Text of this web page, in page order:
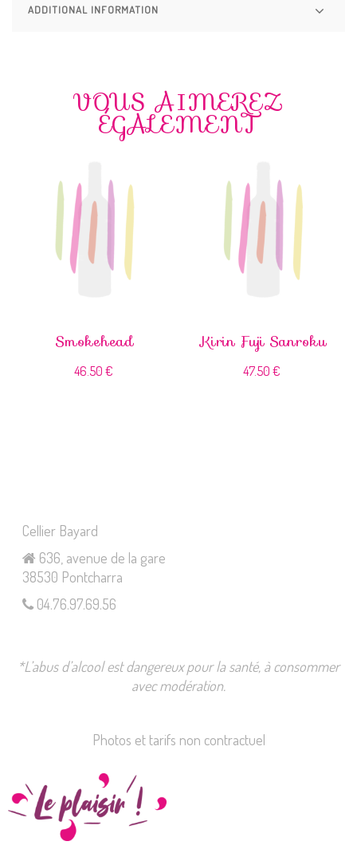
ADDITIONAL INFORMATION
VOUS AIMEREZ
ÉGALEMENT
Smokehead
46.50 €
Kirin Fuji Sanroku
47.50€
Cellier Bayard
636, avenue de la gare
38530 Pontcharra
04.76.97.69.56
*L’abus d’alcool est dangereux pour la santé, à consommer
avec modération.
Photos et tarifs non contractuel